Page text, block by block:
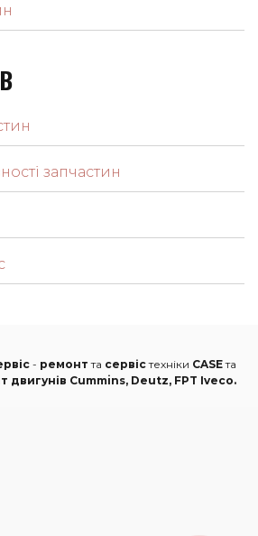
запчастин
- ремонт та сервістехніки CASEта
двигунів Cummins, Deutz, FPT Iveco.